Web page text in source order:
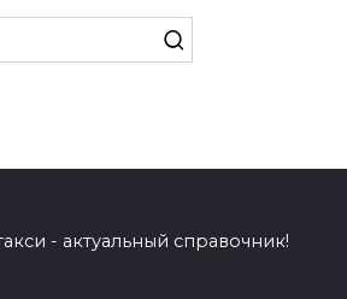
- актуальный справочник!